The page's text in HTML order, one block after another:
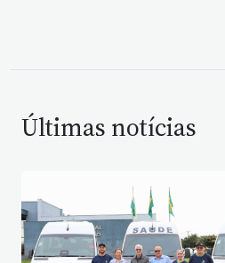
Últimas notícias